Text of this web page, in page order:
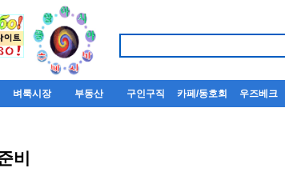
벼룩시장 부동산 구인구직 카페/동호회 우즈베크
비